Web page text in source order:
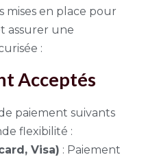
mises en place pour
assurer une
:
Acceptés
paiement suivants
flexibilité :
Visa) : Paiement